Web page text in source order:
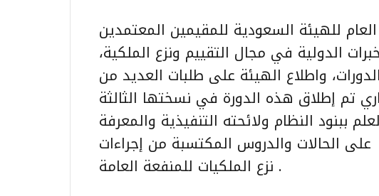
للهيئة السعودية للمقيمين المعتمدين
الدولية في مجال التقييم ونزع الملكية،
واطلاع الهيئة على طلبات العديد من
تم إطلاق هذه الدورة في نسختها الثالثة
ببنود النظام ولائحته التنفيذية والمعرفة
الحالات والدروس المكتسبة من إجراءات
نزع الملكيات للمنفعة العامة .